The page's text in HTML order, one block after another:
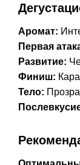
Аромат:
Первая
Развитие:
Финиш:
Тело: